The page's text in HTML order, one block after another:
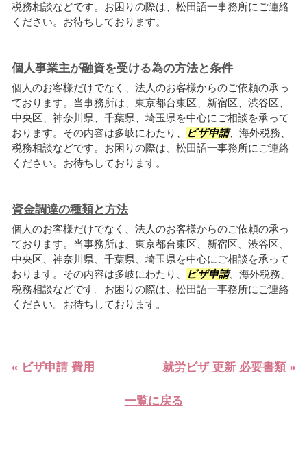
税務相談などです。お困りの際は、松田詔一事務所にご連絡
ください。お待ちしております。
個人事業主が融資を受ける為の方法と条件
個人のお客様だけでなく、法人のお客様からのご依頼の承っ
ております。当事務所は、東京都台東区、新宿区、渋谷区、
中央区、神奈川県、千葉県、埼玉県を中心にご相談を承って
おります。その内容は多岐にわたり、
ビザ申請、海外税務、
税務相談などです。お困りの際は、松田詔一事務所にご連絡
ください。お待ちしております。
資金調達の種類と方法
個人のお客様だけでなく、法人のお客様からのご依頼の承っ
ております。当事務所は、東京都台東区、新宿区、渋谷区、
中央区、神奈川県、千葉県、埼玉県を中心にご相談を承って
おります。その内容は多岐にわたり、
ビザ申請、海外税務、
税務相談などです。お困りの際は、松田詔一事務所にご連絡
ください。お待ちしております。
« ビザ申請 費用 就労ビザ 更新 必要書類 »
一覧に戻る